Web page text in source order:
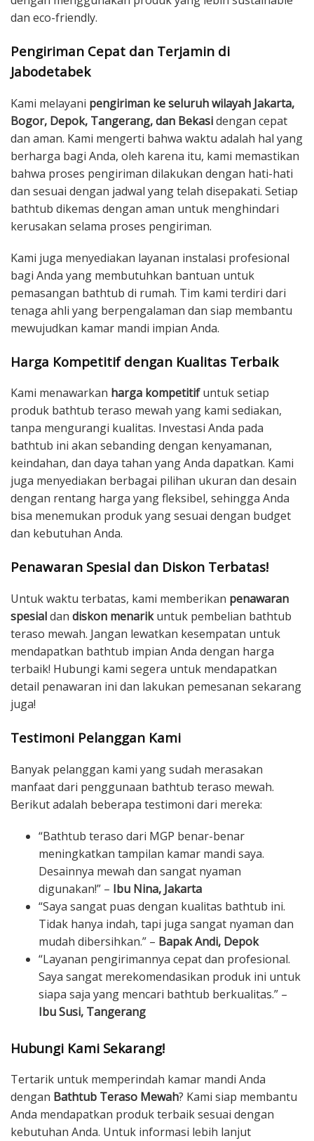
dan eco-friendly.
Pengiriman Cepat dan Terjamin di
Jabodetabek
Kami melayani pengiriman ke seluruh wilayah Jakarta,
Bogor, Depok, Tangerang, dan Bekasidengan cepat
dan aman. Kami mengerti bahwa waktu adalah hal yang
berharga bagi Anda, oleh karena itu, kami memastikan
bahwa proses pengiriman dilakukan dengan hati-hati
dan sesuai dengan jadwal yang telah disepakati. Setiap
bathtub dikemas dengan aman untuk menghindari
kerusakan selama proses pengiriman.
Kami juga menyediakan layanan instalasi profesional
bagi Anda yang membutuhkan bantuan untuk
pemasangan bathtub di rumah. Tim kami terdiri dari
tenaga ahli yang berpengalaman dan siap membantu
mewujudkan kamar mandi impian Anda.
Harga Kompetitif dengan Kualitas Terbaik
Kami menawarkan harga kompetitifuntuk setiap
produk bathtub teraso mewah yang kami sediakan,
tanpa mengurangi kualitas. Investasi Anda pada
bathtub ini akan sebanding dengan kenyamanan,
keindahan, dan daya tahan yang Anda dapatkan. Kami
juga menyediakan berbagai pilihan ukuran dan desain
dengan rentang harga yang fleksibel, sehingga Anda
bisa menemukan produk yang sesuai dengan budget
dan kebutuhan Anda.
Penawaran Spesial dan Diskon Terbatas!
Untuk waktu terbatas, kami memberikan penawaran
spesialdan diskon menarikuntuk pembelian bathtub
teraso mewah. Jangan lewatkan kesempatan untuk
mendapatkan bathtub impian Anda dengan harga
terbaik! Hubungi kami segera untuk mendapatkan
detail penawaran ini dan lakukan pemesanan sekarang
juga!
Testimoni Pelanggan Kami
Banyak pelanggan kami yang sudah merasakan
manfaat dari penggunaan bathtub teraso mewah.
Berikut adalah beberapa testimoni dari mereka:
“Bathtub teraso dari MGP benar-benar
meningkatkan tampilan kamar mandi saya.
Desainnya mewah dan sangat nyaman
digunakan!” – Ibu Nina, Jakarta
“Saya sangat puas dengan kualitas bathtub ini.
Tidak hanya indah, tapi juga sangat nyaman dan
mudah dibersihkan.” – Bapak Andi, Depok
“Layanan pengirimannya cepat dan profesional.
Saya sangat merekomendasikan produk ini untuk
siapa saja yang mencari bathtub berkualitas.” –
Ibu Susi, Tangerang
Hubungi Kami Sekarang!
Tertarik untuk memperindah kamar mandi Anda
dengan Bathtub Teraso Mewah? Kami siap membantu
Anda mendapatkan produk terbaik sesuai dengan
kebutuhan Anda. Untuk informasi lebih lanjut